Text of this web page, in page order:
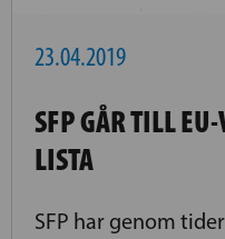
23.04.2019
SFP GÅR TILL
LISTA
SFP har genom